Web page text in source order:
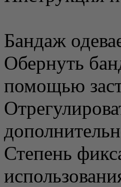
Бандаж
Обернуть
помощью
Степень